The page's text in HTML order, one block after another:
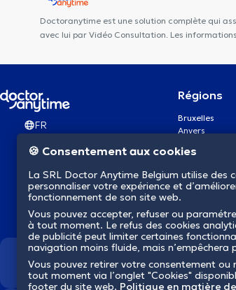
Doctoranytime est une solution complète qui
avec lui par Vidéo Consultation. Les
FR
Régions
Bruxelles
Anvers
Charleroi
Bruges
Namur
Mons
Aalst
Nous
🍪 Consentement aux cookies
La SRL Doctor Anytime Belgium utilise des
personnaliser votre expérience et
fonctionnement de son site web.
Vous pouvez accepter, refuser ou
à tout moment. Le refus des cookies
de publicité peut limiter certaines
navigation moins fluide, mais n’empêchera
Vous pouvez retirer votre consentement ou
tout moment via l’onglet "Cookies"
footer du site web. Politique en matière